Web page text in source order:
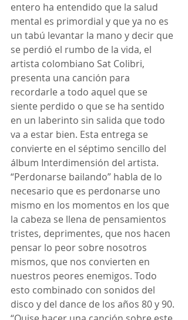
entero ha entendido que la salud
mental es primordial y que ya no es
un tabú levantar la mano y decir que
se perdió el rumbo de la vida, el
artista colombiano Sat Colibri,
presenta una canción para
recordarle a todo aquel que se
siente perdido o que se ha sentido
en un laberinto sin salida que todo
va a estar bien. Esta entrega se
convierte en el séptimo sencillo del
álbum Interdimensión del artista.
“Perdonarse bailando” habla de lo
necesario que es perdonarse uno
mismo en los momentos en los que
la cabeza se llena de pensamientos
tristes, deprimentes, que nos hacen
pensar lo peor sobre nosotros
mismos, que nos convierten en
nuestros peores enemigos. Todo
esto combinado con sonidos del
disco y del dance de los años 80 y 90.